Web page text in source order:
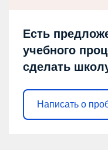
Есть
учебного
сделать
Написать о